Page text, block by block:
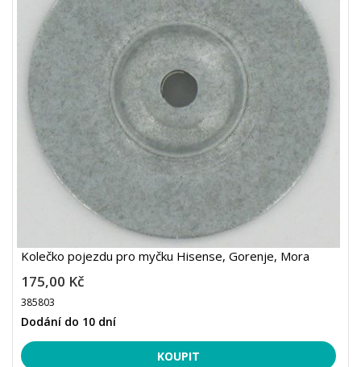
Kolečko pojezdu pro myčku Hisense, Gorenje, Mora
175,00 Kč
385803
Dodání do 10 dní